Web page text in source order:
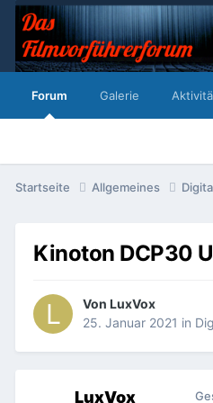
Forum Galerie
Startseite Allgemeines
Kinoton DCP30
Von LuxVox
25. Januar 2021 in
LuxVox